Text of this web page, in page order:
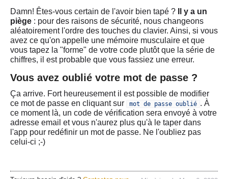
Damn! Êtes-vous certain de l'avoir bien tapé ?
Il y a un
piège : pour des raisons de sécurité, nous changeons
aléatoirement l'ordre des touches du clavier. Ainsi, si vous
avez ce qu'on appelle une mémoire musculaire et que
vous tapez la "forme" de votre code plutôt que la série de
chiffres, il est probable que vous fassiez une erreur.
Vous avez oublié votre mot de passe ?
Ça arrive. Fort heureusement il est possible de modifier
ce mot de passe en cliquant sur
mot de passe oublié . À
ce moment là, un code de vérification sera envoyé à votre
adresse email et vous n'aurez plus qu'à le taper dans
l'app pour redéfinir un mot de passe. Ne l'oubliez pas
celui-ci ;-)